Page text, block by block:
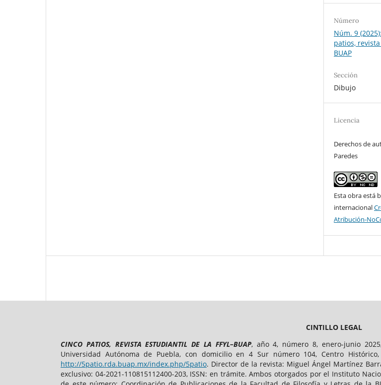
Número
Núm. 9
patios,
BUAP
Sección
Dibujo
Licencia
Derechos de
Paredes
Esta obra está
internacional
Atribución-
CINTILLO LEGAL
CINCO PATIOS, REVISTA ESTUDIANTIL DE LA FFYL–BUAP, año 4, número 8, enero-junio
Universidad Autónoma de Puebla, con domicilio en 4 Sur número 104, Centro
http://5patio.rda.buap.mx/index.php/5patio. Director de la revista: Miguel Ángel Martínez
exclusivo: 04-2021-110815112400-203, ISSN: en trámite. Ambos otorgados por el Instituto